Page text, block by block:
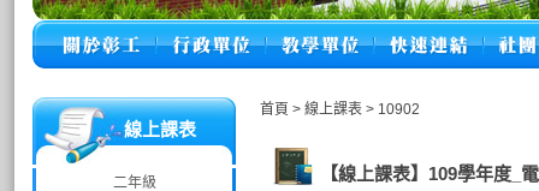
線上課表
二年級
首頁 > 線上課表 > 10902
【線上課表】109學年度_